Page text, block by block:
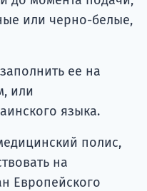
или черно-белые,
ее на
или
языка.
полис,
на
Европейского